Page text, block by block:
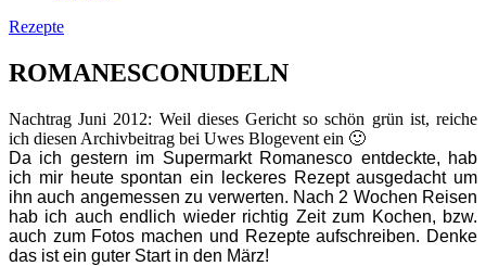
Rezepte
ROMANESCONUDELN
Nachtrag Juni 2012: Weil dieses Gericht so schön grün ist, reiche
ich diesen Archivbeitrag bei Uwes Blogevent ein 🙂
Da ich gestern im Supermarkt Romanesco entdeckte, hab
ich mir heute spontan ein leckeres Rezept ausgedacht um
ihn auch angemessen zu verwerten. Nach 2 Wochen Reisen
hab ich auch endlich wieder richtig Zeit zum Kochen, bzw.
auch zum Fotos machen und Rezepte aufschreiben. Denke
das ist ein guter Start in den März!